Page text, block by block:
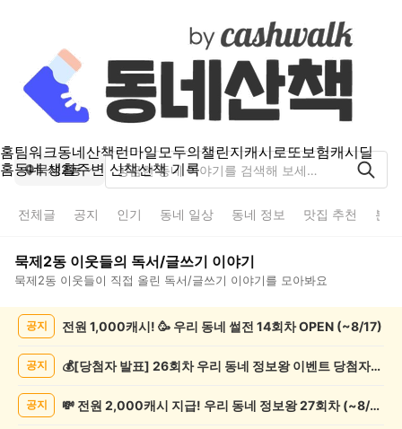
홈팀워크동네산책런마일모두의챌린지캐시로또보험캐시딜
홈동네 생활주변 산책산책 기록
묵제2동
전체글 공지 인기 동네 일상 동네 정보 맛집 추천 분
묵제2동 이웃들의 독서/글쓰기 이야기
묵제2동 이웃들이 직접 올린 독서/글쓰기 이야기를 모아봐요
서/
공지 전원 1,000캐시! 🥳 우리 동네 썰전 14회차 OPEN (~8/17)
공지 💰[당첨자 발표] 26회차 우리 동네 정보왕 이벤트 당첨자를 발표합니다!
공지 💸 전원 2,000캐시 지급! 우리 동네 정보왕 27회차 (~8/10)